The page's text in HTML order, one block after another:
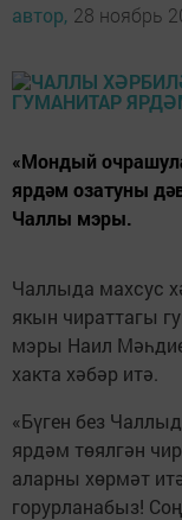
автор, 28 ноябрь
«Мондый
ярдәм озатуны
Чаллы мэры.
Чаллыда махсус
якын чираттагы
мэры Наил
хакта хәбәр итә.
«Бүген без
ярдәм төялгән
аларны хөрмәт
горурланабыз!